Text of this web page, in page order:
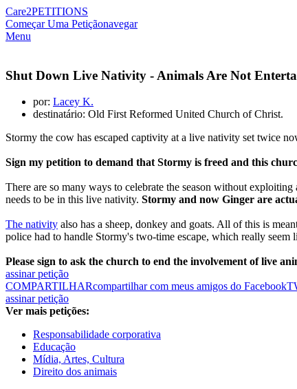
Care2PETITIONS
Começar Uma Petiçãonavegar
Menu
Shut Down Live Nativity - Animals Are Not
por: Lacey K.
destinatário: Old First Reformed United Church of Christ.
Stormy the cow has escaped captivity at a live nativity set twice
Sign my petition to demand that Stormy is freed and this
There are so many ways to celebrate the season without
needs to be in this live nativity. Stormy and now Ginger are
The nativity also has a sheep, donkey and goats. All of this is
police had to handle Stormy's two-time escape, which really seem
Please sign to ask the church to end the involvement of live
assinar petição
COMPARTILHARcompartilhar com meus amigos do Facebook
assinar petição
Ver mais petições:
Responsabilidade corporativa
Educação
Mídia, Artes, Cultura
Direito dos animais